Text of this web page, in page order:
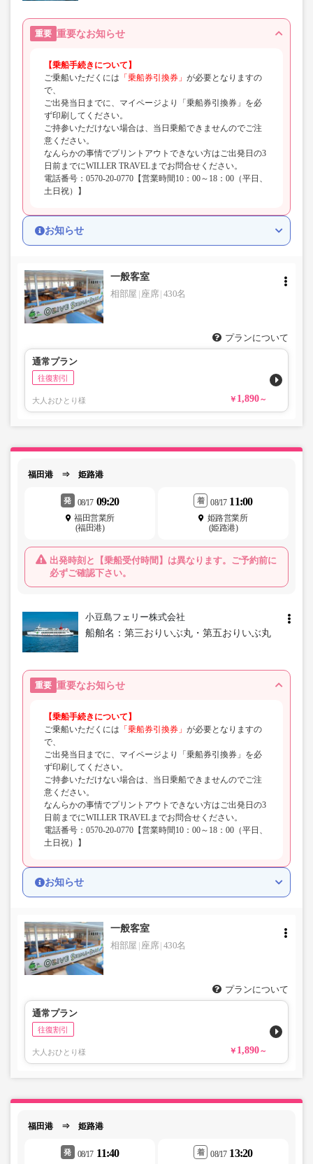
重要 重要なお知らせ
【乗船手続きについて】
ご乗船いただくには 「乗船券引換券」 が必要となりますの
で、
ご出発当日までに、マイページより「乗船券引換券」を必
ず印刷してください。
ご持参いただけない場合は、当日乗船できませんのでご注
意ください。
なんらかの事情でプリントアウトできない方はご出発日の3
日前までにWILLER TRAVELまでお問合せください。
電話番号：0570-20-0770【営業時間10：00～18：00（平日、
土日祝）】
お知らせ
一般客室
相部屋 座席 430名
プランについて
通常プラン
往復割引
大人おひとり様 1,890
福田港 ⇒ 姫路港
発 08/17 09:20
福田営業所
(福田港)
出発時刻と【乗船受付時間】は異なります。ご予約前に
必ずご確認下さい。
着 08/17 11:00
姫路営業所
(姫路港)
小豆島フェリー株式会社
船舶名： 第三おりいぶ丸・第五おりいぶ丸
重要 重要なお知らせ
【乗船手続きについて】
ご乗船いただくには 「乗船券引換券」 が必要となりますの
で、
ご出発当日までに、マイページより「乗船券引換券」を必
ず印刷してください。
ご持参いただけない場合は、当日乗船できませんのでご注
意ください。
なんらかの事情でプリントアウトできない方はご出発日の3
日前までにWILLER TRAVELまでお問合せください。
電話番号：0570-20-0770【営業時間10：00～18：00（平日、
土日祝）】
お知らせ
一般客室
相部屋 座席 430名
プランについて
通常プラン
往復割引
大人おひとり様 1,890
福田港 ⇒ 姫路港
発 08/17 11:40 着 08/17 13:20